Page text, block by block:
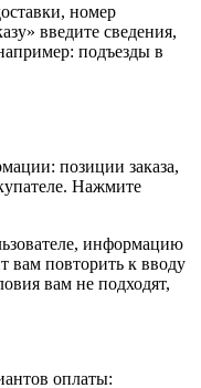
номер
введите сведения,
подъезды в
позиции заказа,
Нажмите
информацию
вам повторить к вводу
вам не подходят,
оплаты: